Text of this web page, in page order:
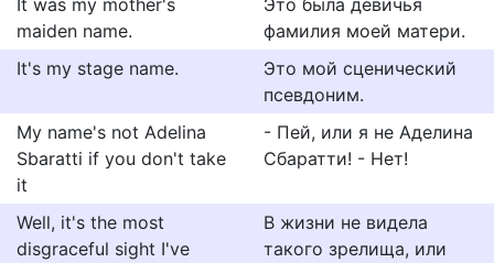
It was my mother's
maiden name.
Это была девичья
фамилия моей матери.
It's my stage name.
Это мой сценический
псевдоним.
My name's not Adelina
Sbaratti if you don't take
it
- Пей, или я не Аделина
Сбаратти! - Нет!
Well, it's the most
disgraceful sight I've
В жизни не видела
такого зрелища, или